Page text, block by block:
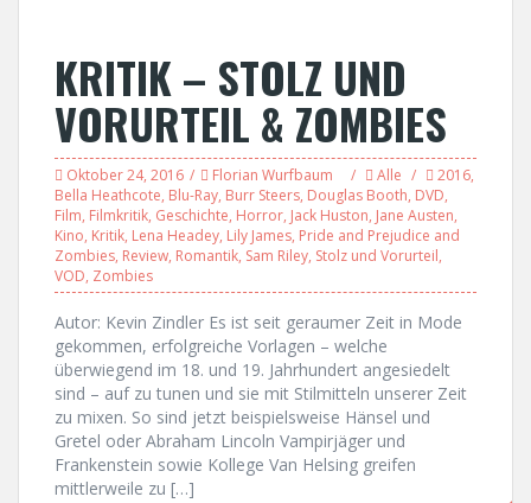
KRITIK – STOLZ UND
VORURTEIL & ZOMBIES
Oktober 24, 2016 Florian Wurfbaum Alle 2016,
Bella Heathcote, Blu-Ray, Burr Steers, Douglas Booth, DVD,
Film, Filmkritik, Geschichte, Horror, Jack Huston, Jane Austen,
Kino, Kritik, Lena Headey, Lily James, Pride and Prejudice and
Zombies, Review, Romantik, Sam Riley, Stolz und Vorurteil,
VOD, Zombies
Autor: Kevin Zindler Es ist seit geraumer Zeit in Mode
gekommen, erfolgreiche Vorlagen – welche
überwiegend im 18. und 19. Jahrhundert angesiedelt
sind – auf zu tunen und sie mit Stilmitteln unserer Zeit
zu mixen. So sind jetzt beispielsweise Hänsel und
Gretel oder Abraham Lincoln Vampirjäger und
Frankenstein sowie Kollege Van Helsing greifen
mittlerweile zu […]